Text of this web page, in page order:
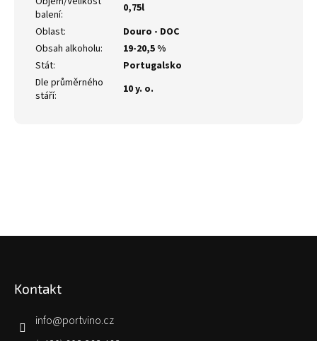
balení:
0,75l
Oblast:
Douro - DOC
Obsah alkoholu:
19-20,5 %
Stát:
Portugalsko
Dle průměrného
stáří: 10 y. o.
Kontakt
info@portvino.cz